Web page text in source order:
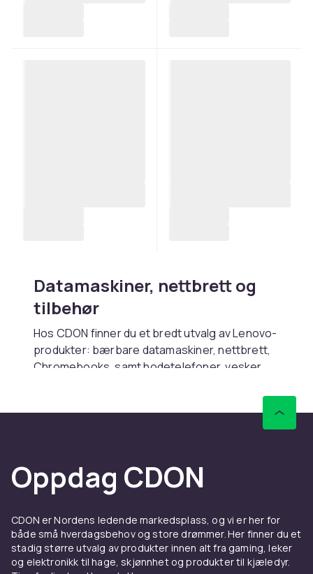
Datamaskiner, nettbrett og
tilbehør
Hos CDON finner du et bredt utvalg av Lenovo-
produkter: bærbare datamaskiner, nettbrett,
Chromebooks, samt hodetelefoner, vesker,
jobber hjemmefra, ser på serier eller trenger
et verktøy for å få hverdagen til å flyte – her er
det noe for deg. Smart teknologi som gjør det
For studier, jobb og alt i
Lenovo passer for de som ønsker et verktøy
som følger med. Fra Zoom-møter til
skriveoppgaver, fra ferieplanlegging til å se på
Oppdag CDON
CDON er Nordens ledende markedsplass, og vi er her for
både små hverdagsbehov og store drømmer. Her finner du et
stadig større utvalg av produkter innen alt fra gaming, leker
og elektronikk til hage, skjønnhet og produkter til kjæledyr.